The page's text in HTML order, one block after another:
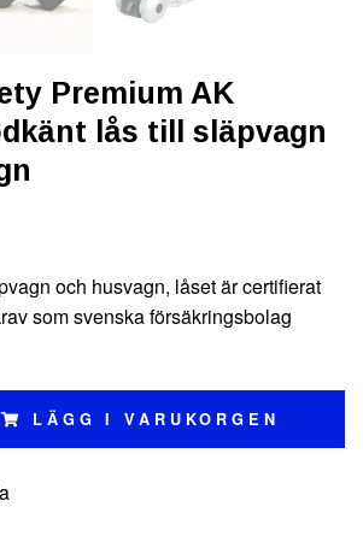
Premium AK
lås till släpvagn
och husvagn, låset är certifierat
som svenska försäkringsbolag
LÄGG I VARUKORGEN